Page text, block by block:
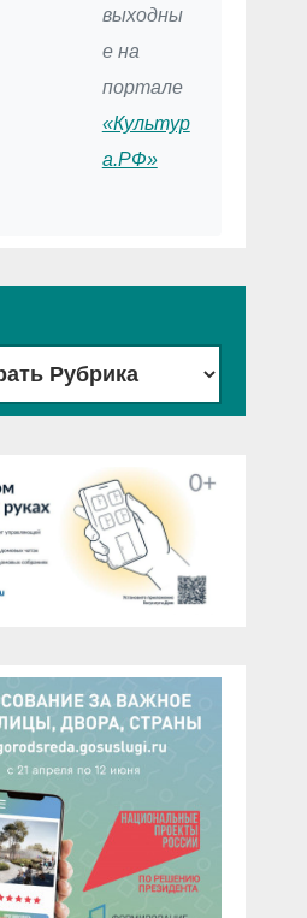
выходны
е на
портале
«Культур
а.РФ»